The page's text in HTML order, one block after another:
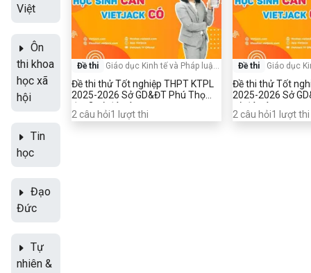
Việt
Ôn
thi khoa
học xã
hội
Tin
học
Đạo
Đức
Tự
nhiên &
Đề thi Giáo dục Kinh tế và Pháp luật
Đề thi thử Tốt nghiệp THPT KTPL
2025-2026 Sở GD&ĐT Phú Thọ
đợt 2 có đáp án
2 câu hỏi1 lượt thi
Đề thi
Giáo dục
Đề thi thử Tốt
2025-2026 Sở
có đáp án
2 câu hỏi1 lượt thi